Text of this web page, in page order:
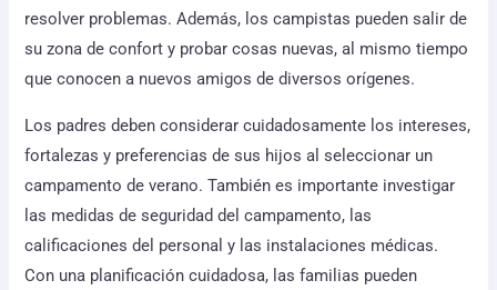
resolver problemas. Además, los campistas pueden salir de
su zona de confort y probar cosas nuevas, al mismo tiempo
que conocen a nuevos amigos de diversos orígenes.
Los padres deben considerar cuidadosamente los intereses,
fortalezas y preferencias de sus hijos al seleccionar un
campamento de verano. También es importante investigar
las medidas de seguridad del campamento, las
calificaciones del personal y las instalaciones médicas.
Con una planificación cuidadosa, las familias pueden